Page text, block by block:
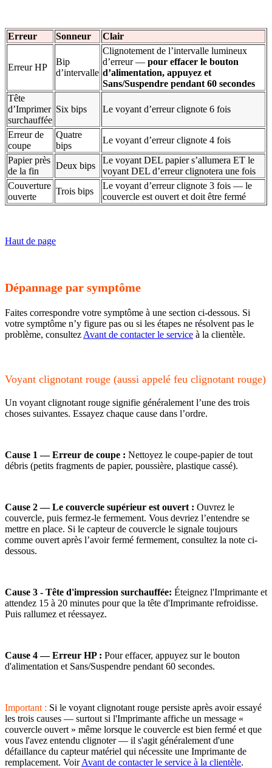
Erreur Sonneur Clair
Erreur HP
Bip
d’intervalle
Clignotement de l’intervalle lumineux
d’erreur — pour effacer le bouton
d’alimentation, appuyez et
Sans/Suspendre pendant 60 secondes
Tête
d’Imprimer
surchauffée
Six bips Le voyant d’erreur clignote 6 fois
Erreur de
coupe
Quatre
bips
Le voyant d’erreur clignote 4 fois
Papier près
de la fin
Deux bips
Le voyant DEL papier s’allumera ET le
voyant DEL d’erreur clignotera une fois
Couverture
ouverte
Trois bips
Le voyant d’erreur clignote 3 fois — le
couvercle est ouvert et doit être fermé
Haut de page
Dépannage par symptôme
Faites correspondre votre symptôme à une section ci-dessous. Si
votre symptôme n’y figure pas ou si les étapes ne résolvent pas le
problème, consultez Avant de contacter le service à la clientèle.
Voyant clignotant rouge (aussi appelé feu clignotant rouge)
Un voyant clignotant rouge signifie généralement l’une des trois
choses suivantes. Essayez chaque cause dans l’ordre.
Cause 1 — Erreur de coupe : Nettoyez le coupe-papier de tout
débris (petits fragments de papier, poussière, plastique cassé).
Cause 2 — Le couvercle supérieur est ouvert : Ouvrez le
couvercle, puis fermez-le fermement. Vous devriez l’entendre se
mettre en place. Si le capteur de couvercle le signale toujours
comme ouvert après l’avoir fermé fermement, consultez la note ci-
dessous.
Cause 3 - Tête d'impression surchauffée: Éteignez l'Imprimante et
attendez 15 à 20 minutes pour que la tête d'Imprimante refroidisse.
Puis rallumez et réessayez.
Cause 4 — Erreur HP : Pour effacer, appuyez sur le bouton
d'alimentation et Sans/Suspendre pendant 60 secondes.
Important : Si le voyant clignotant rouge persiste après avoir essayé
les trois causes — surtout si l'Imprimante affiche un message «
couvercle ouvert » même lorsque le couvercle est bien fermé et que
vous l'avez entendu clignoter — il s'agit généralement d'une
défaillance du capteur matériel qui nécessite une Imprimante de
remplacement. VoirAvant de contacter le service à la clientèle.